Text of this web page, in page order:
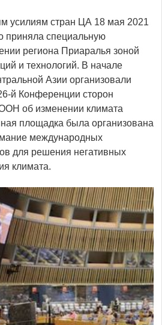
усилиям стран ЦА 18 мая 2021
приняла специальную
региона Приаралья зоной
и технологий. В начале
Азии организовали
й Конференции сторон
об изменении климата
площадка была организована
международных
для решения негативных
климата.